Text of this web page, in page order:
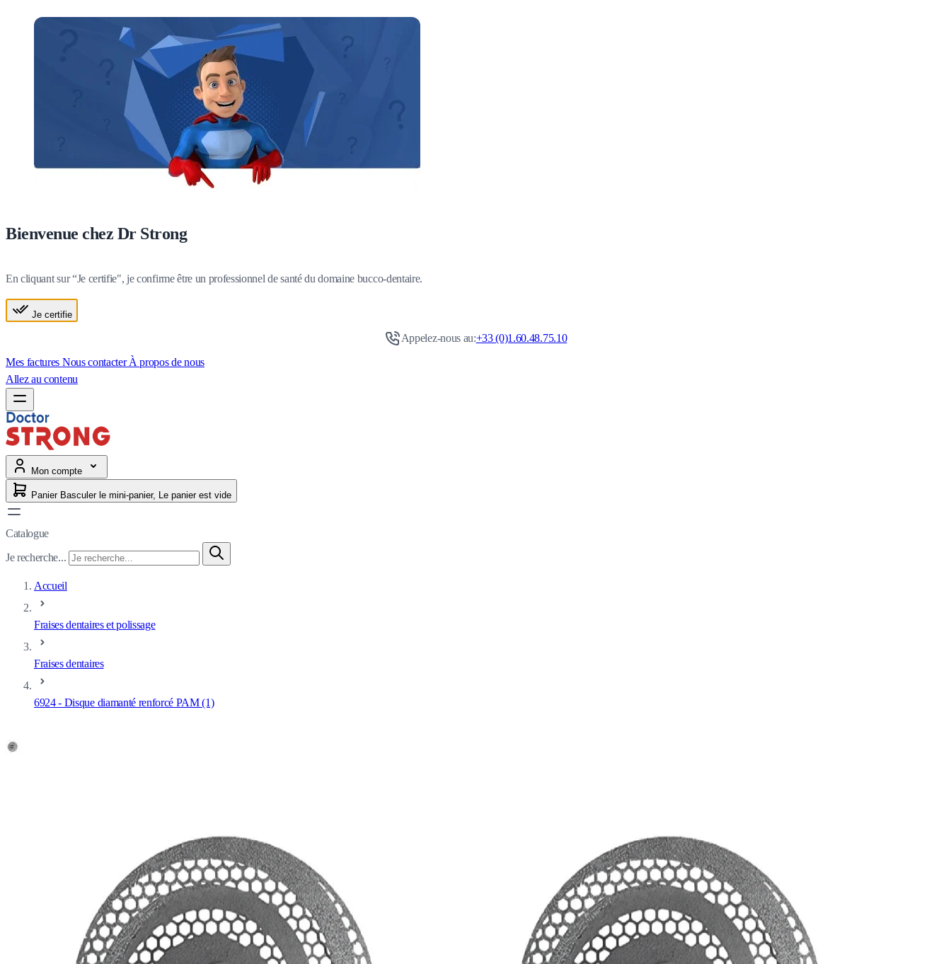
Bienvenue chez Dr Strong
En cliquant sur “Je certifie", je confirme être un professionnel de santé du domaine bucco-dentaire.
Je certifie
Appelez-nous au:+33 (0)1.60.48.75.10
Mes factures Nous contacterÀ propos de nous
Allez au contenu
Mon compte
Panier Basculer le mini-panier, Le panier est vide
Catalogue
Je recherche...
Accueil
Fraises dentaires et polissage
Fraises dentaires
6924 - Disque diamanté renforcé PAM (1)